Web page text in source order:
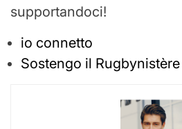
supportandoci!
io connetto
Sostengo il Rugbynistère